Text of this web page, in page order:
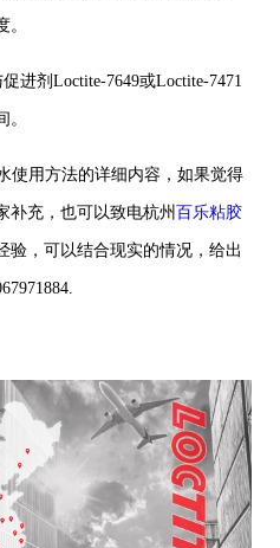
进剂Loctite-7649或Loctite-7471
使用方法的详细内容，如果觉得
补充，也可以致电杭州 百乐粘胶
验，可以结合现实的情况，给出